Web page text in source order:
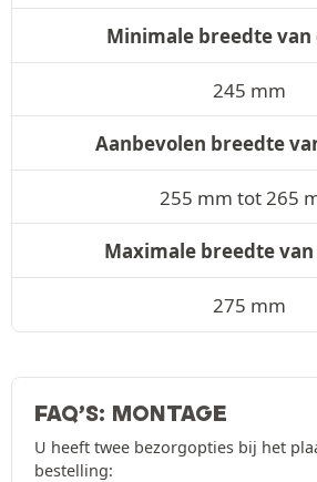
Minimale breedte van
245 mm
Aanbevolen breedte
255 mm tot 265
Maximale breedte
275 mm
FAQ’S: MONTAGE
U heeft twee bezorgopties bij het
bestelling: